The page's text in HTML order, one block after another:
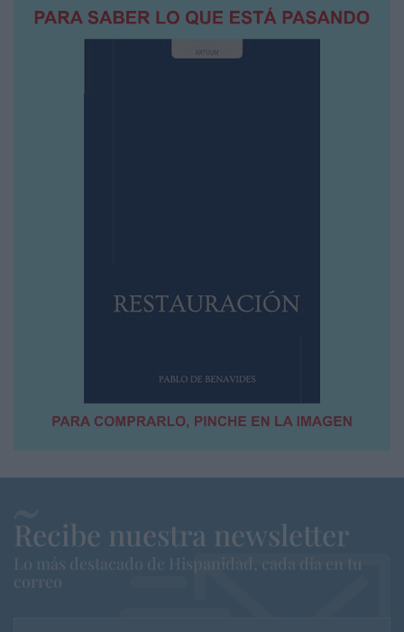
Recibe nuestra newsletter
Lo más destacado de Hispanidad, cada dia en tu
correo